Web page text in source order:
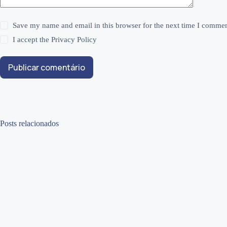
Save my name and email in this browser for the next time I
I accept thePrivacy Policy
Publicar comentário
Posts relacionados